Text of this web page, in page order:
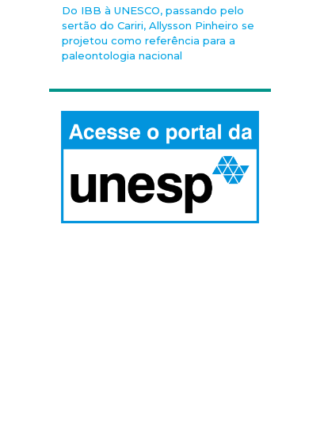
Do IBB à UNESCO, passando pelo
sertão do Cariri, Allysson Pinheiro se
projetou como referência para a
paleontologia nacional